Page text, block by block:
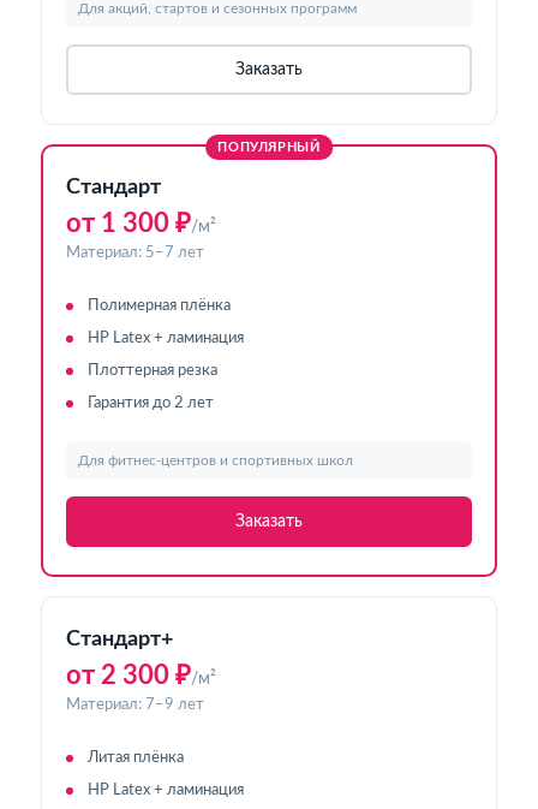
Для акций, стартов и сезонных программ
Заказать
ПОПУЛЯРНЫЙ
Стандарт
от 1 300 ₽/м²
Материал: 5–7 лет
Полимерная плёнка
HP Latex + ламинация
Плоттерная резка
Гарантия до 2 лет
Для фитнес-центров и спортивных школ
Заказать
Стандарт+
от 2 300 ₽/м²
Материал: 7–9 лет
Литая плёнка
HP Latex + ламинация